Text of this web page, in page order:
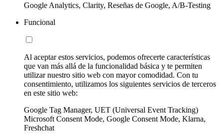
Google Analytics, Clarity, Reseñas de Google, A/B-Testing
Funcional
Al aceptar estos servicios, podemos ofrecerte características
que van más allá de la funcionalidad básica y te permiten
utilizar nuestro sitio web con mayor comodidad. Con tu
consentimiento, utilizamos los siguientes servicios de terceros
en este sitio web:
Google Tag Manager, UET (Universal Event Tracking)
Microsoft Consent Mode, Google Consent Mode, Klarna,
Freshchat